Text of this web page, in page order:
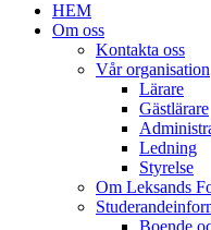
HEM
Om oss
Kontakta oss
Vår organisation
Lärare
Gästlärare
Ledning
Styrelse
Om Leksands
Boende